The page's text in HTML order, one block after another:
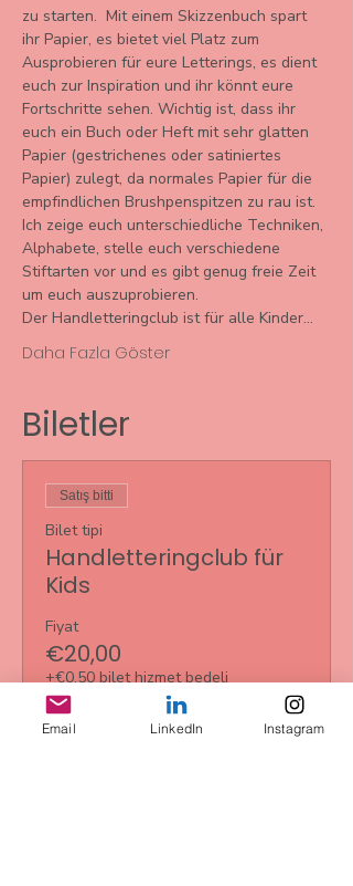
zu starten.  Mit einem Skizzenbuch spart
ihr Papier, es bietet viel Platz zum
Ausprobieren für eure Letterings, es dient
euch zur Inspiration und ihr könnt eure
Fortschritte sehen. Wichtig ist, dass ihr
euch ein Buch oder Heft mit sehr glatten
Papier (gestrichenes oder satiniertes
Papier) zulegt, da normales Papier für die
empfindlichen Brushpenspitzen zu rau ist.
Ich zeige euch unterschiedliche Techniken,
Alphabete, stelle euch verschiedene
Stiftarten vor und es gibt genug freie Zeit
um euch auszuprobieren.
Der Handletteringclub ist für alle Kinder…
Daha Fazla Göster
Biletler
Satış bitti
Bilet tipi
Handletteringclub für
Kids
Fiyat
€20,00
+€0,50 bilet hizmet bedeli
Email LinkedIn Instagram